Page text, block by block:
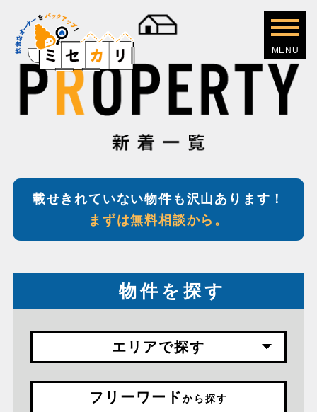
載せきれていない物件も沢山あります！
まずは無料相談から。
物件を探す
エリアで探す
フリーワードから探す